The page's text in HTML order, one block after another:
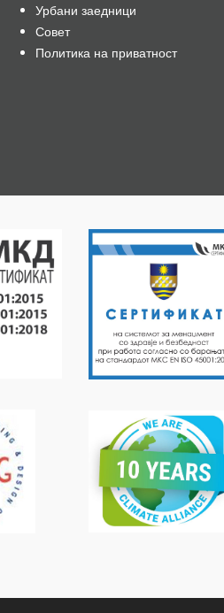
Урбани заедници
Совет
Политика на приватност